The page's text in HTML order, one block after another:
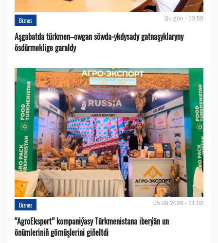
Biznes Şu gün - 13:50
Aşgabatda türkmen–owgan söwda-ykdysady gatnaşyklaryny
ösdürmeklige garaldy
Biznes 05.08.2026 - 11:02
“AgroEksport” kompaniýasy Türkmenistana iberýän un
önümleriniň görnüşlerini giňeltdi